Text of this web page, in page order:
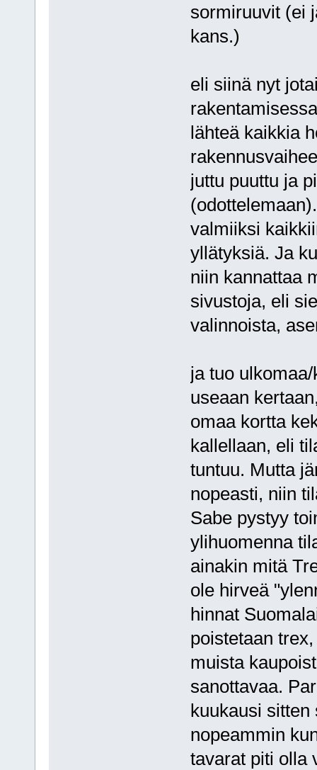
sormiruuvit (ei
kans.)
eli siinä nyt
lähteä kaikkia
juttu puuttu ja
valmiiksi
yllätyksiä. Ja
niin kannattaa
sivustoja, eli
valinnoista,
ja tuo
useaan
omaa kortta
kallellaan, eli
tuntuu. Mutta
nopeasti, niin
Sabe pystyy
ylihuomenna
ainakin mitä
ole hirveä
hinnat
poistetaan
muista
sanottavaa.
kuukausi sitten
nopeammin
tavarat piti olla